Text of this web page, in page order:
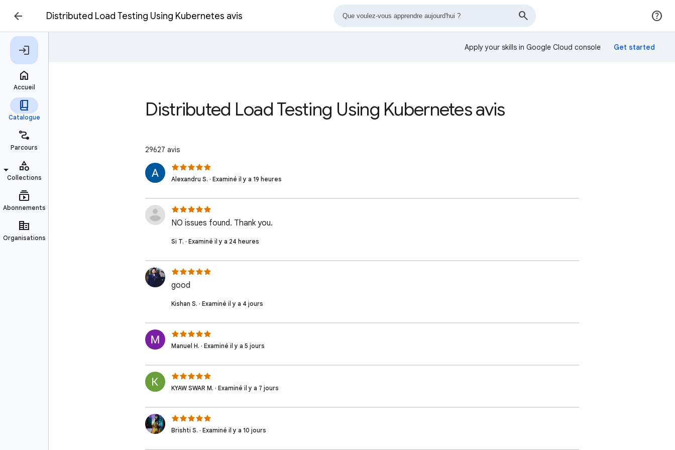
Distributed Load Testing Using Kubernetes avis
Apply your skills in Google Cloud console
Distributed Load Testing Using Kubernetes avis
29627 avis
Alexandru S. · Examiné il y a 19 heures
NO issues found. Thank you.
Si T. · Examiné il y a 24 heures
good
Kishan S. · Examiné il y a 4 jours
Manuel H. · Examiné il y a 5 jours
KYAW SWAR M. · Examiné il y a 7 jours
Brishti S. · Examiné il y a 10 jours